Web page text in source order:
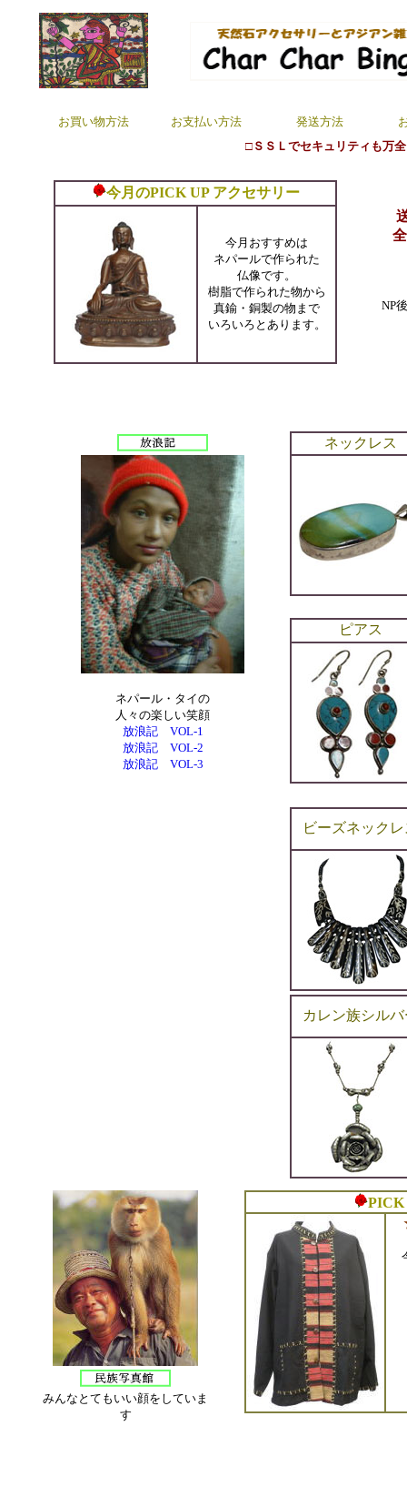
お買い物方法 お支払い方法 発送方法
□ＳＳＬでセキュリティも万
今月のPICK UP アクセサリー
今月おすすめは
ネパールで作られた
仏像です。
樹脂で作られた物から
真鍮・銅製の物まで
いろいろとあります。
NP
ネパール・タイの
人々の楽しい笑顔
放浪記 VOL-1
放浪記 VOL-2
放浪記 VOL-3
ネックレス
ピアス
ビーズネック
カレン族シル
みんなとてもいい顔をしていま
す
PICK